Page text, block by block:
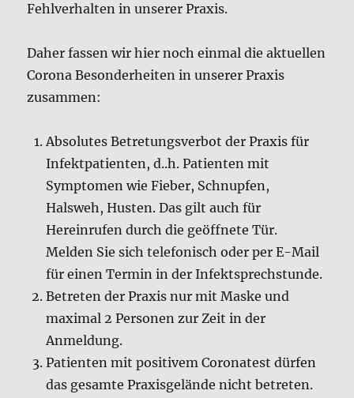
Fehlverhalten in unserer Praxis.
Daher fassen wir hier noch einmal die aktuellen
Corona Besonderheiten in unserer Praxis
zusammen:
Absolutes Betretungsverbot der Praxis für
Infektpatienten, d..h. Patienten mit
Symptomen wie Fieber, Schnupfen,
Halsweh, Husten. Das gilt auch für
Hereinrufen durch die geöffnete Tür.
Melden Sie sich telefonisch oder per E-Mail
für einen Termin in der Infektsprechstunde.
Betreten der Praxis nur mit Maske und
maximal 2 Personen zur Zeit in der
Anmeldung.
Patienten mit positivem Coronatest dürfen
das gesamte Praxisgelände nicht betreten.